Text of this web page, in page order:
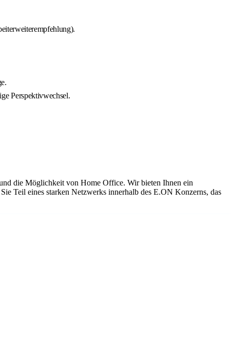
Perspektivwechsel.
die Möglichkeit von Home Office. Wir bieten Ihnen ein
Teil eines starken Netzwerks innerhalb des E.ON Konzerns, das